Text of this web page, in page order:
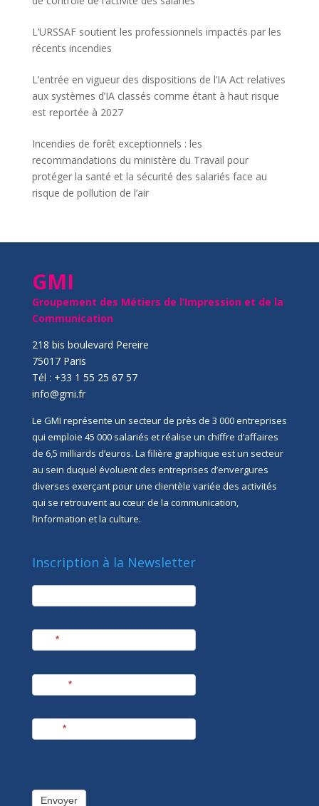
L’URSSAF soutient les professionnels impactés par les
récents incendies
L’entrée en vigueur des dispositions de l’IA Act relatives
aux systèmes d’IA classés comme étant à haut risque
est reportée à 2027
Incendies de forêt exceptionnels : les
recommandations du ministère du Travail pour
protéger la santé et la sécurité des salariés face au
risque de pollution de l’air
GMI
Groupement des Métiers de l’Impression et de la
Communication
218 bis boulevard Pereire
75017 Paris
Tél : +33 1 55 25 67 57
info@gmi.fr
Le GMI représente un secteur de près de 3 000 entreprises
qui emploie 45 000 salariés et réalise un chiffre d’affaires
de 6,5 milliards d’euros. La filière graphique est un secteur
au sein duquel évoluent des entreprises d’envergures
diverses exerçant pour une clientèle variée des activités
qui se retrouvent au cœur de la communication,
l’information et la culture.
Inscription à la Newsletter
newsletter
*
*
*
Envoyer